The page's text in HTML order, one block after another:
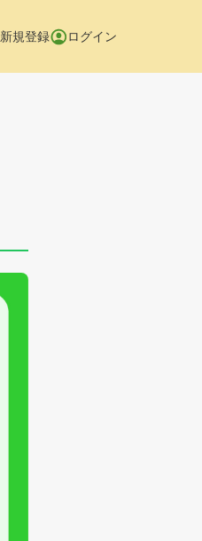
新規登録 ログイン